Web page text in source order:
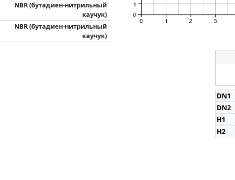
NBR (бутадиен-нитрильный
каучук)
NBR (бутадиен-нитрильный
каучук)
DN1
DN2
H1
H2